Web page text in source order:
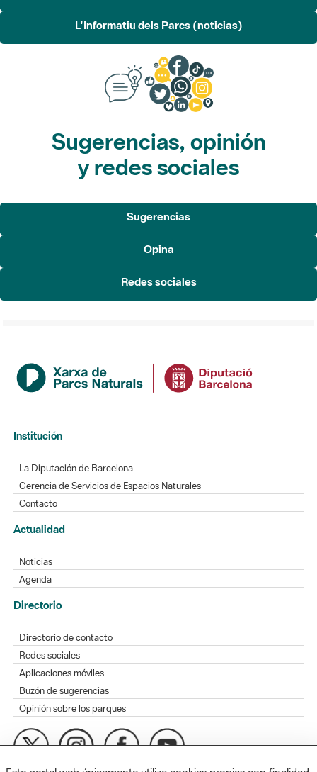
L'Informatiu dels Parcs (noticias)
Sugerencias, opinión
y redes sociales
Sugerencias
Opina
Redes sociales
Institución
La Diputación de Barcelona
Gerencia de Servicios de Espacios Naturales
Contacto
Actualidad
Noticias
Agenda
Directorio
Directorio de contacto
Redes sociales
Aplicaciones móviles
Buzón de sugerencias
Opinión sobre los parques